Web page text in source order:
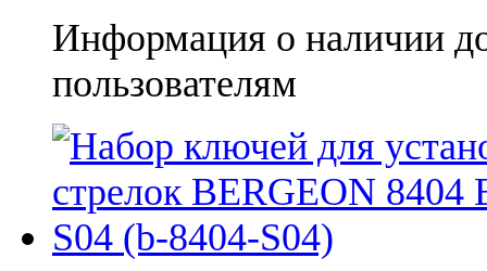
Информация о наличии
пользователям